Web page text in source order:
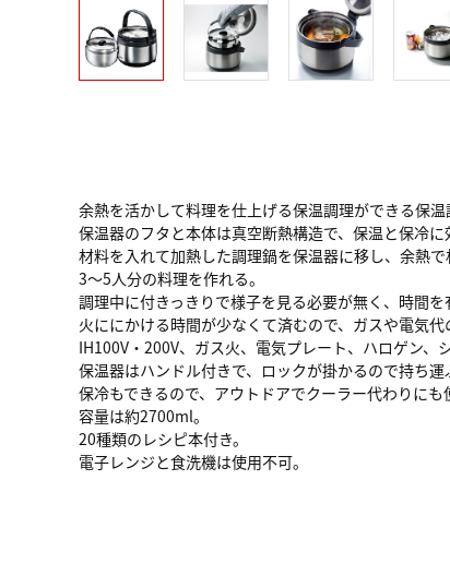
余熱を活かして料理を仕上げる保温調理ができる保温
保温器のフタと本体は真空断熱構造で、保温と保冷に
材料を入れて加熱した調理鍋を保温器に移し、余熱で
3～5人分の料理を作れる。
調理中に付きっきりで様子を見る必要が無く、時間を
火ににかける時間が少なくて済むので、ガスや電気代
IH100V・200V、ガス火、電気プレート、ハロゲン、
保温器はハンドル付きで、ロックが掛かるので持ち運
保冷もできるので、アウトドアでクーラー代わりにも
容量は約2700ml。
20種類のレシピ本付き。
電子レンジと食洗機は使用不可。